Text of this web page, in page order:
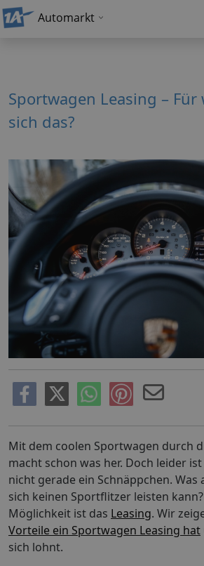
Automarkt
Sportwagen Leasing –
sich das?
Mit dem coolen Sportwagen durch
macht schon was her. Doch leider
nicht gerade ein Schnäppchen. Was
sich keinen Sportflitzer leisten
Möglichkeit ist das Leasing. Wir
Vorteile ein Sportwagen Leasing hat
sich lohnt.